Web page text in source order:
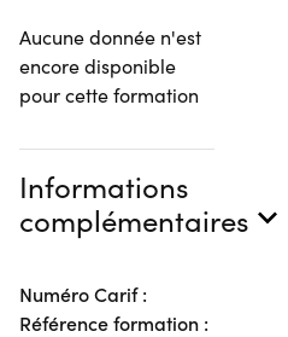
Aucune donnée n'est
encore disponible
pour cette formation
Informations
complémentaires
Numéro Carif :
Référence formation :